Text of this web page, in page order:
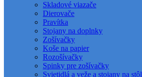
Skladové viazače
Dierovače
Pravítka
Stojany na doplnky
Zošívačky
Koše na papier
Rozošívačky
Spinky pre zošívačky
Svietidlá a veže a stojany na stôl